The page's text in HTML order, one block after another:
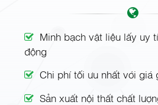
Minh bạch vật liệu lấy uy
động
Chi phí tối ưu nhất với
Sản xuất nội thất chất